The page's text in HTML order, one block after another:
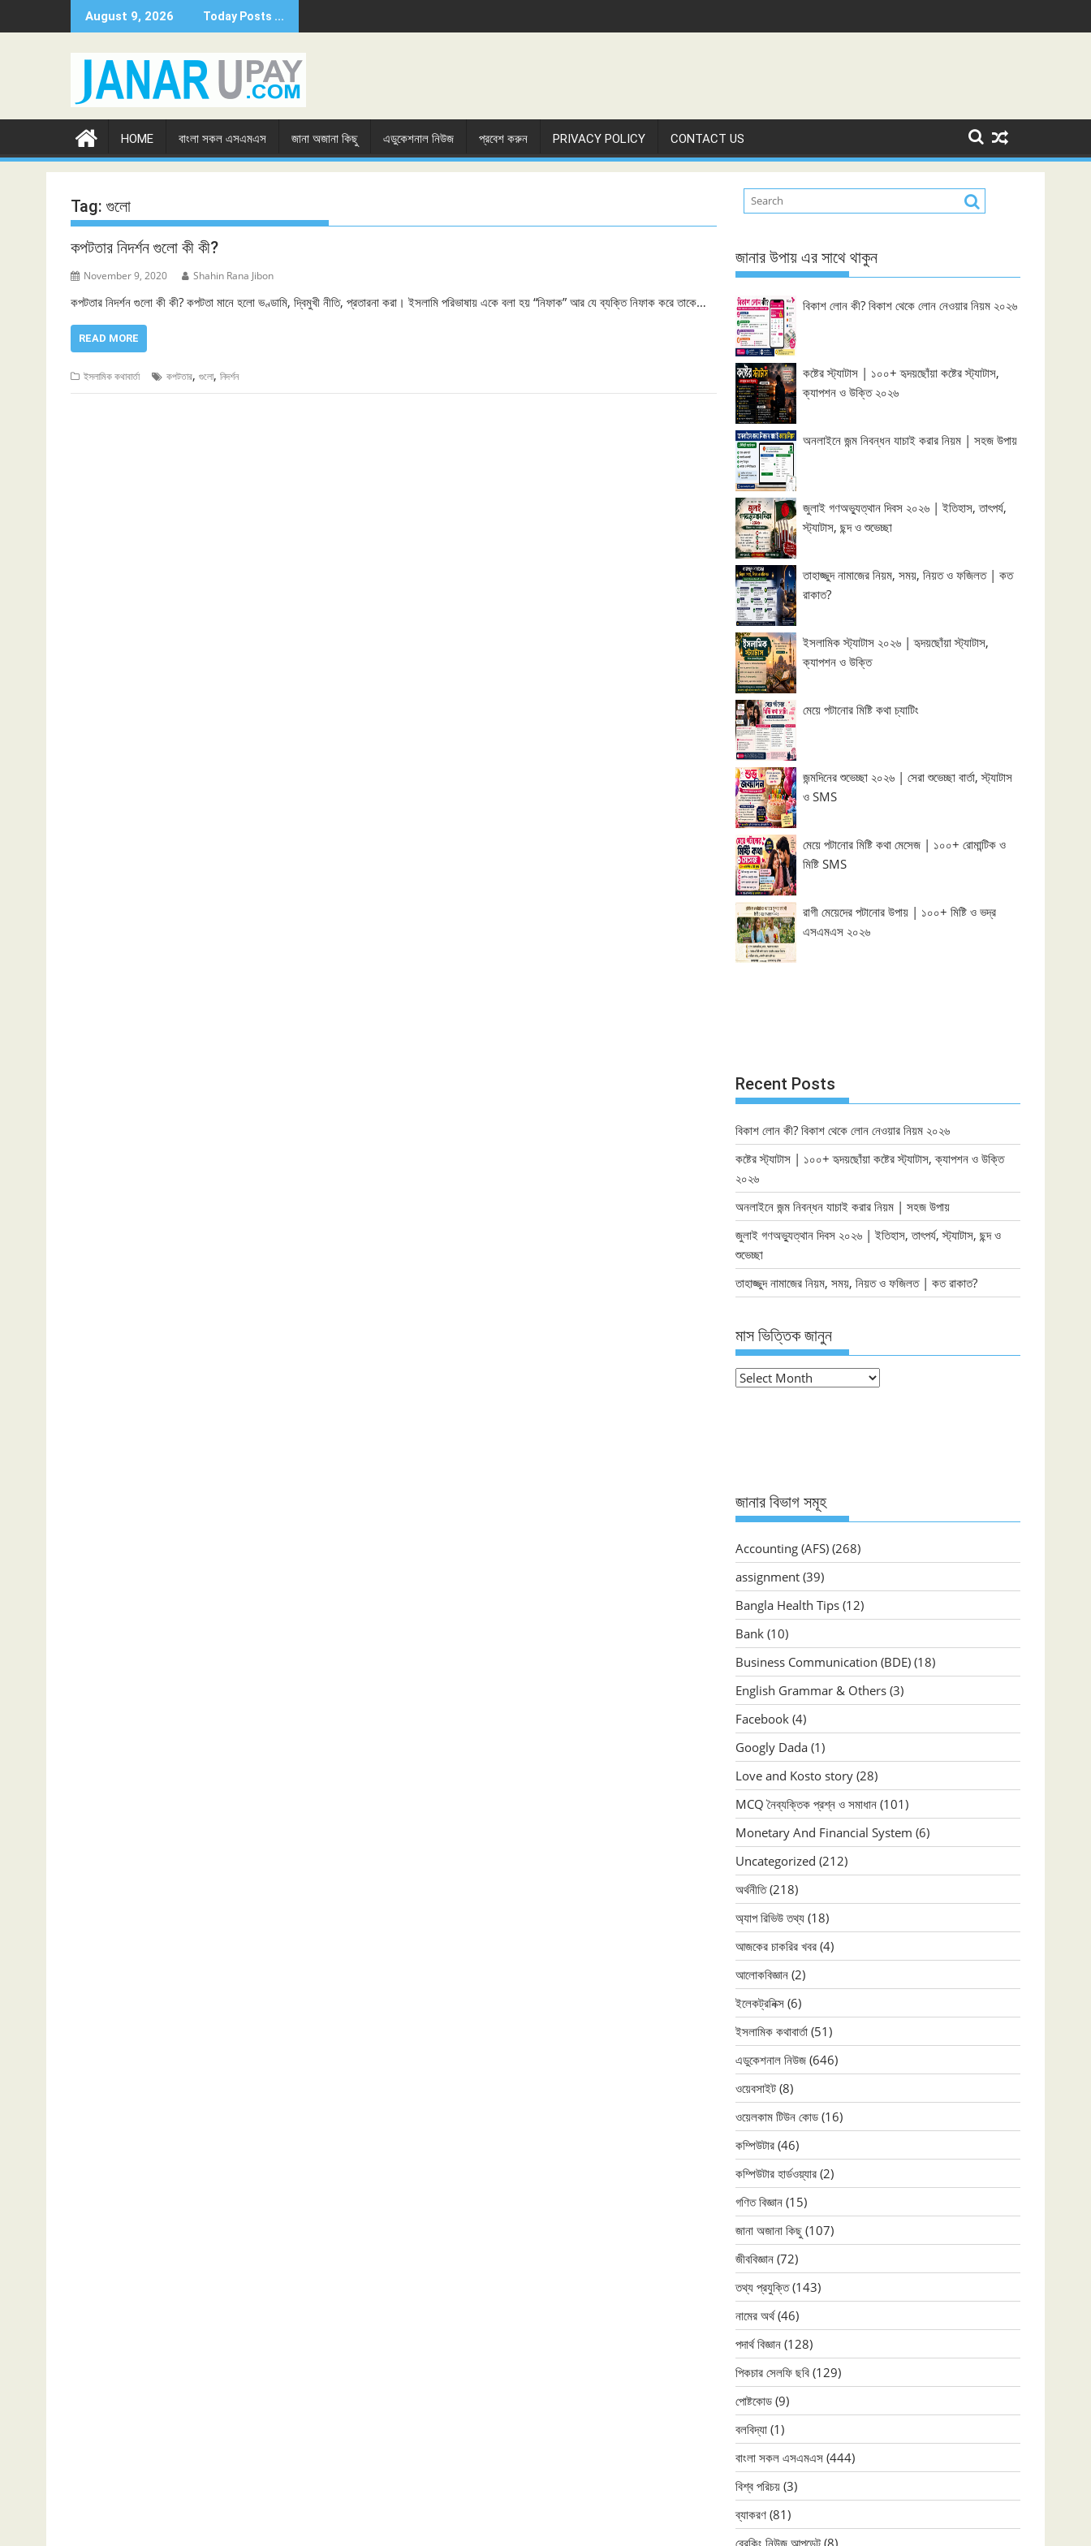
to
August 9, 2026 Today Posts ...
HOME বাংলা সকল এসএমএস জানা অজানা কিছু এডুকেশনাল নিউজ প্রবেশ করুন PRIVACY POLICY CONTACT US
Tag: গুলো
কপটতার নিদর্শন গুলো কী কী?
November 9, 2020 Shahin Rana Jibon
কপটতার নিদর্শন গুলো কী কী? কপটতা মানে হলো ভণ্ডামি, দ্বিমুখী নীতি, প্রতারনা করা। ইসলামি পরিভাষায় একে বলা হয় “নিফাক” আর যে ব্যক্তি নিফাক করে তাকে…
READ MORE
ইসলামিক কথাবার্তা কপটতার, গুলো, নিদর্শন
জানার উপায় এর সাথে থাকুন
বিকাশ লোন কী? বিকাশ থেকে লোন নেওয়ার নিয়ম ২০২৬
কষ্টের স্ট্যাটাস | ১০০+ হৃদয়ছোঁয়া কষ্টের স্ট্যাটাস,
ক্যাপশন ও উক্তি ২০২৬
অনলাইনে জন্ম নিবন্ধন যাচাই করার নিয়ম | সহজ উপায়
জুলাই গণঅভ্যুত্থান দিবস ২০২৬ | ইতিহাস, তাৎপর্য,
স্ট্যাটাস, ছন্দ ও শুভেচ্ছা
তাহাজ্জুদ নামাজের নিয়ম, সময়, নিয়ত ও ফজিলত | কত
রাকাত?
ইসলামিক স্ট্যাটাস ২০২৬ | হৃদয়ছোঁয়া স্ট্যাটাস,
ক্যাপশন ও উক্তি
মেয়ে পটানোর মিষ্টি কথা চ্যাটিং
জন্মদিনের শুভেচ্ছা ২০২৬ | সেরা শুভেচ্ছা বার্তা, স্ট্যাটাস
ও SMS
মেয়ে পটানোর মিষ্টি কথা মেসেজ | ১০০+ রোমান্টিক ও
মিষ্টি SMS
রাগী মেয়েদের পটানোর উপায় | ১০০+ মিষ্টি ও ভদ্র
এসএমএস ২০২৬
Recent Posts
বিকাশ লোন কী? বিকাশ থেকে লোন নেওয়ার নিয়ম ২০২৬
কষ্টের স্ট্যাটাস | ১০০+ হৃদয়ছোঁয়া কষ্টের স্ট্যাটাস, ক্যাপশন ও উক্তি
২০২৬
অনলাইনে জন্ম নিবন্ধন যাচাই করার নিয়ম | সহজ উপায়
জুলাই গণঅভ্যুত্থান দিবস ২০২৬ | ইতিহাস, তাৎপর্য, স্ট্যাটাস, ছন্দ ও
শুভেচ্ছা
তাহাজ্জুদ নামাজের নিয়ম, সময়, নিয়ত ও ফজিলত | কত রাকাত?
মাস ভিত্তিক জানুন
মাস
জানার বিভাগ সমূহ
Accounting (AFS) (268)
assignment (39)
Bangla Health Tips (12)
Bank (10)
Business Communication (BDE) (18)
English Grammar & Others (3)
Facebook (4)
Googly Dada (1)
Love and Kosto story (28)
MCQ নৈব্যক্তিক প্রশ্ন ও সমাধান (101)
Monetary And Financial System (6)
Uncategorized (212)
অর্থনীতি(218)
অ্যাপ রিভিউ তথ্য (18)
আজকের চাকরির খবর (4)
আলোকবিজ্ঞান (2)
ইলেকট্রনিক্স (6)
ইসলামিক কথাবার্তা (51)
এডুকেশনাল নিউজ (646)
ওয়েবসাইট (8)
ওয়েলকাম টিউন কোড (16)
কম্পিউটার (46)
কম্পিউটার হার্ডওয়্যার (2)
গণিত বিজ্ঞান (15)
জানা অজানা কিছু (107)
জীববিজ্ঞান (72)
তথ্য প্রযুক্তি(143)
নামের অর্থ(46)
পদার্থ বিজ্ঞান (128)
পিকচার সেলফি ছবি (129)
পোষ্টকোড (9)
বলবিদ্যা (1)
বাংলা সকল এসএমএস (444)
বিশ্ব পরিচয় (3)
ব্যাকরণ (81)
ব্রেকিং নিউজ আপডেট (8)